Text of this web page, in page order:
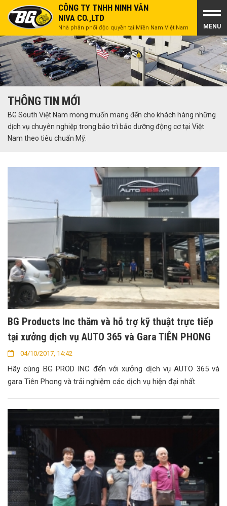
CÔNG TY TNHH NINH VÂN
NIVA CO.,LTD
Nhà phân phối độc quyền tại Miền Nam Việt Nam MENU
THÔNG TIN MỚI
BG South Việt Nam mong muốn mang đến cho khách hàng những
dịch vụ chuyên nghiệp trong bảo trì bảo dưỡng động cơ tại Việt
Nam theo tiêu chuẩn Mỹ.
BG Products Inc thăm và hỗ trợ kỹ thuật trực tiếp
tại xưởng dịch vụ AUTO 365 và Gara TIÊN PHONG
04/10/2017, 14:42
Hãy cùng BG PROD INC đến với xưởng dịch vụ AUTO 365 và
gara Tiên Phong và trải nghiệm các dịch vụ hiện đại nhất